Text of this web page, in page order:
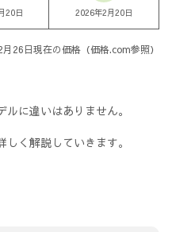
20日 2026年2月20日
26日現在の価格（価格.com参照）
に違いはありません。
く解説していきます。